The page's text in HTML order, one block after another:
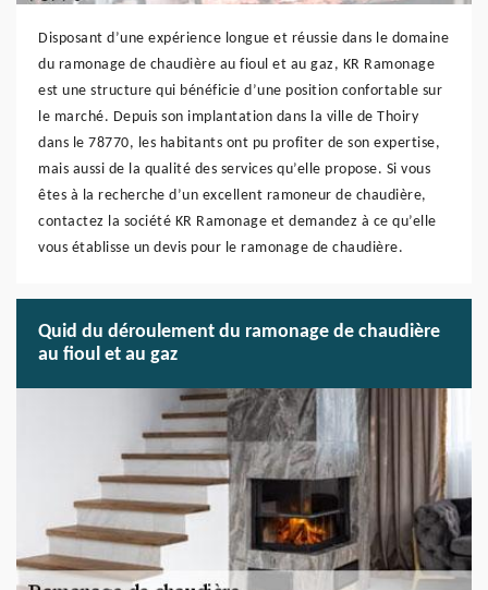
Disposant d’une expérience longue et réussie dans le domaine
du ramonage de chaudière au fioul et au gaz, KR Ramonage
est une structure qui bénéficie d’une position confortable sur
le marché. Depuis son implantation dans la ville de Thoiry
dans le 78770, les habitants ont pu profiter de son expertise,
mais aussi de la qualité des services qu’elle propose. Si vous
êtes à la recherche d’un excellent ramoneur de chaudière,
contactez la société KR Ramonage et demandez à ce qu’elle
vous établisse un devis pour le ramonage de chaudière.
Quid du déroulement du ramonage de chaudière
au fioul et au gaz